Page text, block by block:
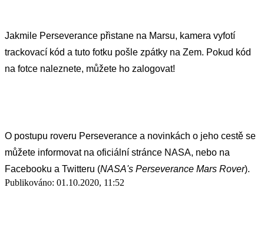
Jakmile Perseverance přistane na Marsu, kamera vyfotí
trackovací kód a tuto fotku pošle zpátky na Zem. Pokud kód
na fotce naleznete, můžete ho zalogovat!
O postupu roveru Perseverance a novinkách o jeho cestě se
můžete informovat na oficiální stránce NASA, nebo na
Facebooku a Twitteru (NASA's Perseverance Mars Rover).
Publikováno: 01.10.2020, 11:52